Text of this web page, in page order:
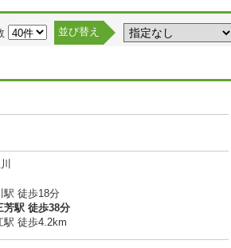
並び替え
駅 徒歩18分
芳駅 徒歩38分
駅 徒歩4.2km